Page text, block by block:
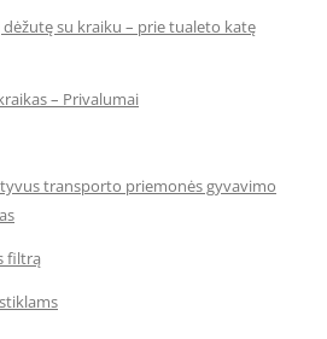
su kraiku – prie tualeto katę
– Privalumai
transporto priemonės gyvavimo
filtrą